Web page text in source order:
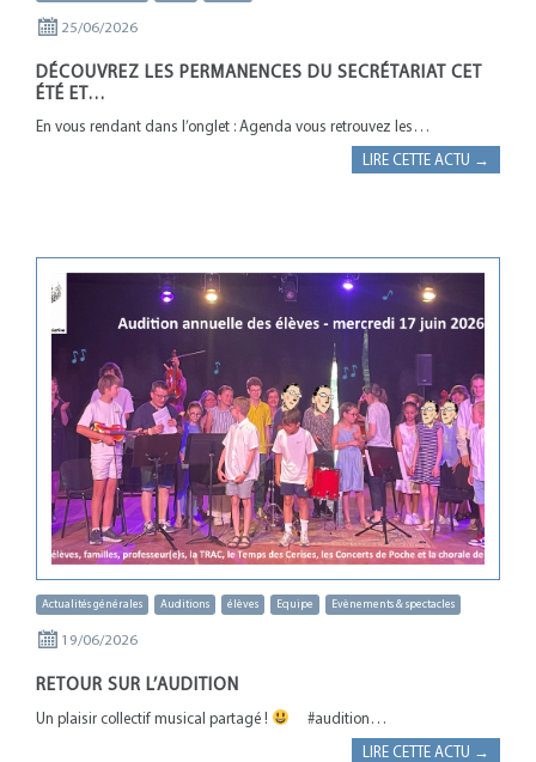
25/06/2026
DÉCOUVREZ LES PERMANENCES DU SECRÉTARIAT CET
ÉTÉ ET…
En vous rendant dans l’onglet : Agenda vous retrouvez les…
LIRE CETTE ACTU →
Actualités générales Auditions élèves Equipe Evènements & spectacles
19/06/2026
RETOUR SUR L’AUDITION
Un plaisir collectif musical partagé ! #audition…
LIRE CETTE ACTU →